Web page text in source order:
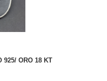
925/ ORO 18 KT